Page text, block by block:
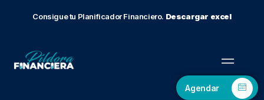
Consigue tu Planificador Financiero. Descargar excel
Agendar